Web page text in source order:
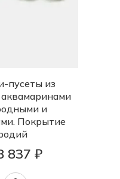
пусеты из
аквамаринами
и
Покрытие
837 ₽